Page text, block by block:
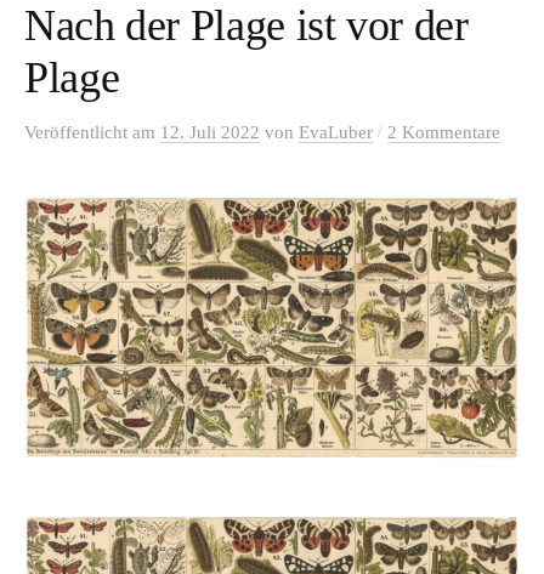
Nach der Plage ist vor der
Plage
Veröffentlicht am 12. Juli 2022 von EvaLuber / 2 Kommentare